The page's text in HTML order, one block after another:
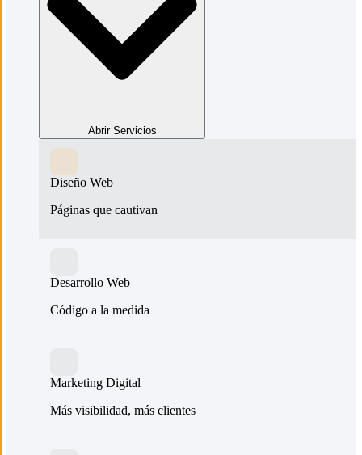
Abrir Servicios
Diseño Web
Páginas que cautivan
Desarrollo Web
Código a la medida
Marketing Digital
Más visibilidad, más clientes